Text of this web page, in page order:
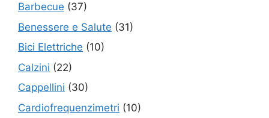
Barbecue (37)
Benessere e Salute (31)
Bici Elettriche (10)
Calzini (22)
Cappellini (30)
Cardiofrequenzimetri (10)